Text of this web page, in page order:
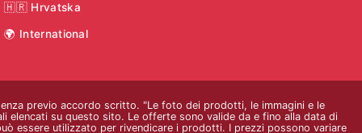
🇭🇷 Hrvatska
🌍 International
previo accordo scritto. "Le foto dei prodotti, le immagini e le
su questo sito. Le offerte sono valide da e fino alla data di
essere utilizzato per rivendicare i prodotti. I prezzi possono variare